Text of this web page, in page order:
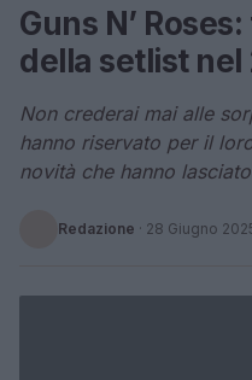
Guns N’
della setlist nel
Non crederai mai alle
hanno riservato per il
novità che hanno
Redazione · 28 Giugno